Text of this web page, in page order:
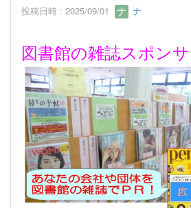
投稿日時 : 2025/09/01 ナ
図書館の雑誌スポン